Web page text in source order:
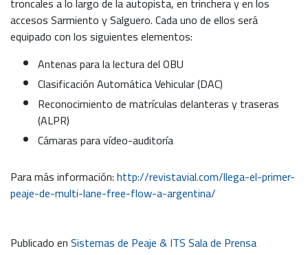
accesos Sarmiento y Salguero. Cada uno de ellos será
equipado con los siguientes elementos:
Antenas para la lectura del OBU
Clasificación Automática Vehicular (DAC)
Reconocimiento de matrículas delanteras y traseras
(ALPR)
Cámaras para vídeo-auditoría
Para más información:http://revistavial.com/llega-el-primer-
peaje-de-multi-lane-free-flow-a-argentina/
Publicado enSistemas de Peaje & ITS Sala de Prensa